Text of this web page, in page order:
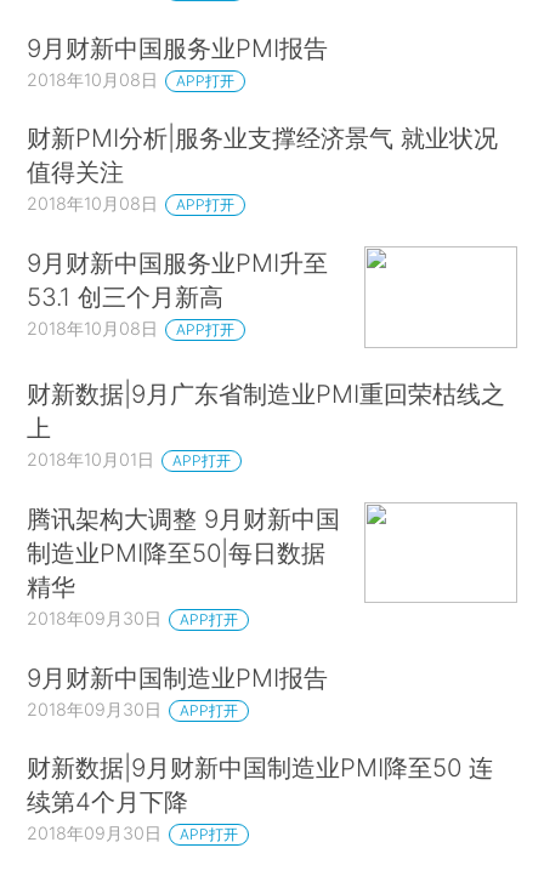
9月财新中国服务业PMI报告
2018年10月08日 APP打开
财新PMI分析|服务业支撑经济景气 就业状况
值得关注
2018年10月08日 APP打开
9月财新中国服务业PMI升至
53.1 创三个月新高
2018年10月08日 APP打开
财新数据|9月广东省制造业PMI重回荣枯线之
上
2018年10月01日 APP打开
腾讯架构大调整 9月财新中国
制造业PMI降至50|每日数据
精华
2018年09月30日 APP打开
9月财新中国制造业PMI报告
2018年09月30日 APP打开
财新数据|9月财新中国制造业PMI降至50 连
续第4个月下降
2018年09月30日 APP打开